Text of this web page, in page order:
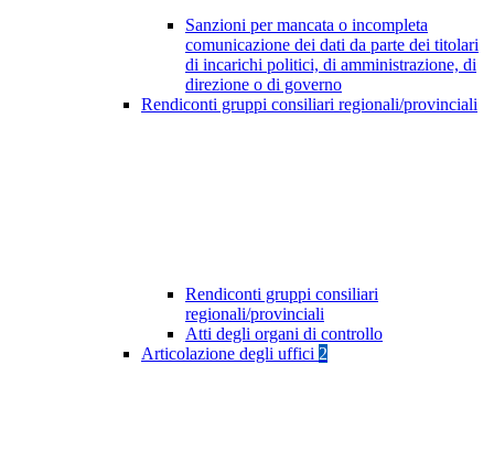
Sanzioni per mancata o incompleta
comunicazione dei dati da parte dei titolari
di incarichi politici, di amministrazione, di
direzione o di governo
Rendiconti gruppi consiliari regionali/provinciali
Rendiconti gruppi consiliari
regionali/provinciali
Atti degli organi di controllo
Articolazione degli uffici 2